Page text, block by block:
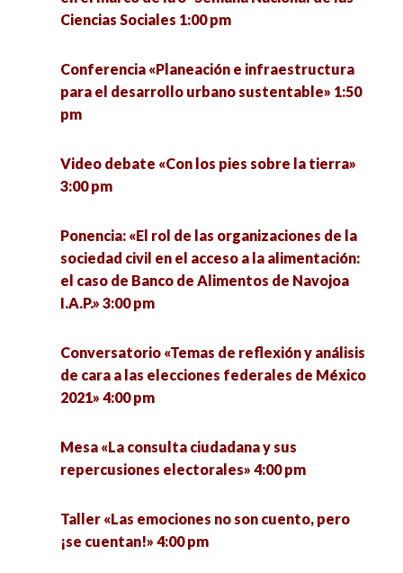
Mesa «El panorama de la atención a la salud
mental: Flexibilidad psicológica e higiene
Conferencia «Polarización económica micro
regional en Hidalgo» 2:00 pm
Taller «Trabajando con sobrevivientes de
tráfico de personas» 3:00 pm
Conversatorio «Cuidado, cotidianidad y
comunicación» 4:00 pm
4T» 4:00 pm
Conversatorio «Temas de reflexión y análisis de
4:00 pm
COVID-19» 4:00 pm
Ciencias Sociales 1:00 pm
Conferencia «Planeación e infraestructura
para el desarrollo urbano sustentable» 1:50
pm
Video debate «Con los pies sobre la tierra»
3:00 pm
Ponencia: «El rol de las organizaciones de la
sociedad civil en el acceso a la alimentación:
el caso de Banco de Alimentos de Navojoa
I.A.P.» 3:00 pm
Conversatorio «Temas de reflexión y análisis
de cara a las elecciones federales de México
2021» 4:00 pm
Mesa «La consulta ciudadana y sus
repercusiones electorales» 4:00 pm
Taller «Las emociones no son cuento, pero
¡se cuentan!» 4:00 pm